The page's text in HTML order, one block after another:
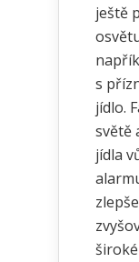
ještě
s
jídlo.
světě
jídla